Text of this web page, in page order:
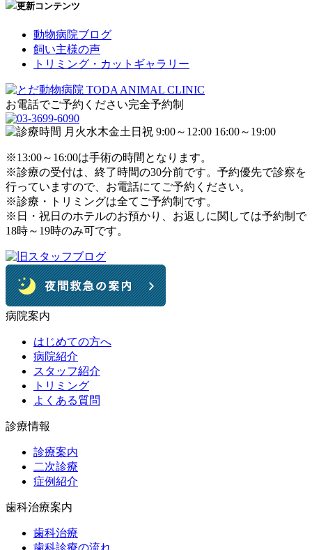
更新コンテンツ
動物病院ブログ
飼い主様の声
トリミング・カットギャラリー
お電話でご予約ください完全予約制
※13:00～16:00は手術の時間となります。
※診療の受付は、終了時間の30分前です。予約優先で診察を
行っていますので、お電話にてご予約ください。
※診療・トリミングは全てご予約制です。
※日・祝日のホテルのお預かり、お返しに関しては予約制で
18時～19時のみ可です。
病院案内
はじめての方へ
病院紹介
スタッフ紹介
トリミング
よくある質問
診療情報
診療案内
二次診療
症例紹介
歯科治療案内
歯科治療